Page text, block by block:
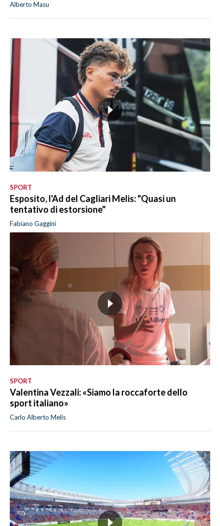
Alberto Masu
SPORT
Esposito, l'Ad del Cagliari Melis: "Quasi un
tentativo di estorsione"
Fabiano Gaggini
SPORT
Valentina Vezzali: «Siamo la roccaforte dello
sport italiano»
Carlo Alberto Melis